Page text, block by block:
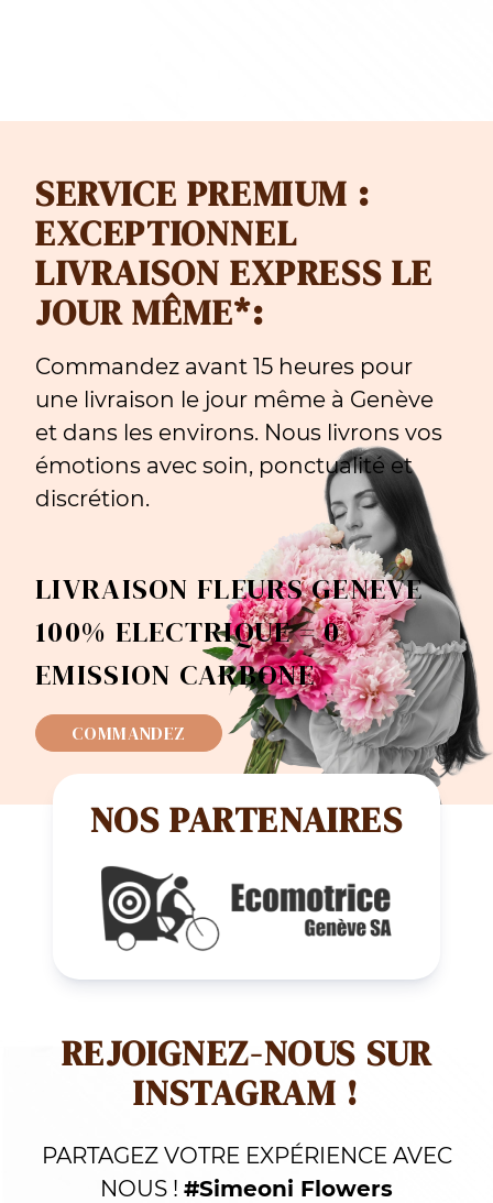
SERVICE PREMIUM :
EXCEPTIONNEL
LIVRAISON EXPRESS LE
JOUR MÊME*:
Commandez avant 15 heures pour
une livraison le jour même à Genève
et dans les environs. Nous livrons vos
émotions avec soin, ponctualité et
discrétion.
LIVRAISON FLEURS GENEVE
100% ELECTRIQUE = 0
EMISSION CARBONE
COMMANDEZ
NOS PARTENAIRES
REJOIGNEZ-NOUS SUR
INSTAGRAM !
PARTAGEZ VOTRE EXPÉRIENCE AVEC
NOUS ! #Simeoni Flowers